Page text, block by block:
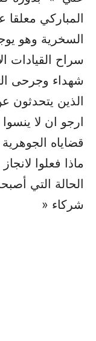
المباركي
السخرية وهو
سراح القيادات
شهداء وجرحى
الذين يتحدثون
ارجو ان لا
قضاياه
ماذا فعلوا
الحالة التي
شركاء «